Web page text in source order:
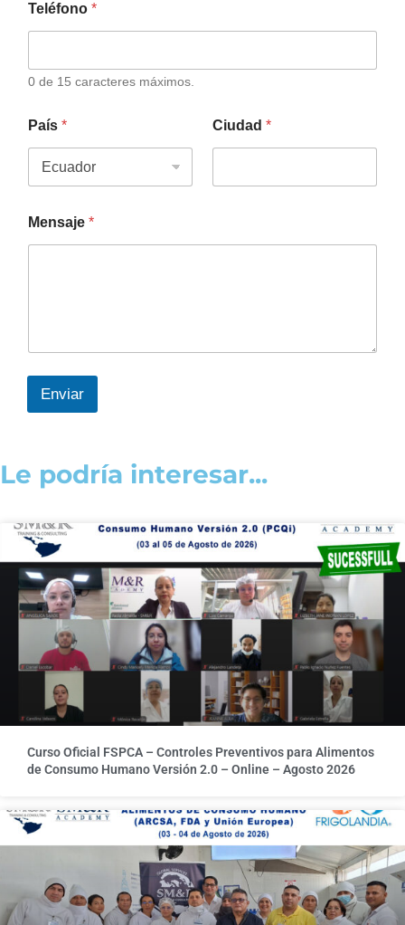
Teléfono *
0 de 15 caracteres máximos.
País * Ciudad *
Mensaje *
Enviar
Le podría interesar...
Curso Oficial FSPCA – Controles Preventivos para Alimentos
de Consumo Humano Versión 2.0 – Online – Agosto 2026